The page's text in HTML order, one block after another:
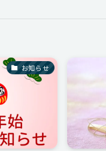
お知らせ